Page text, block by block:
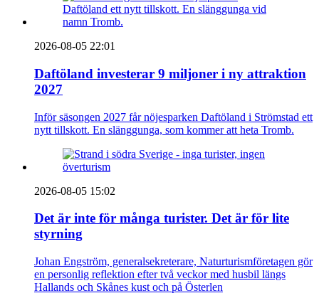
2026-08-05 22:01
Daftöland investerar 9 miljoner i ny attraktion
2027
Inför säsongen 2027 får nöjesparken Daftöland i Strömstad ett
nytt tillskott. En slänggunga, som kommer att heta Tromb.
2026-08-05 15:02
Det är inte för många turister. Det är för lite
styrning
Johan Engström, generalsekreterare, Naturturismföretagen gör
en personlig reflektion efter två veckor med husbil längs
Hallands och Skånes kust och på Österlen